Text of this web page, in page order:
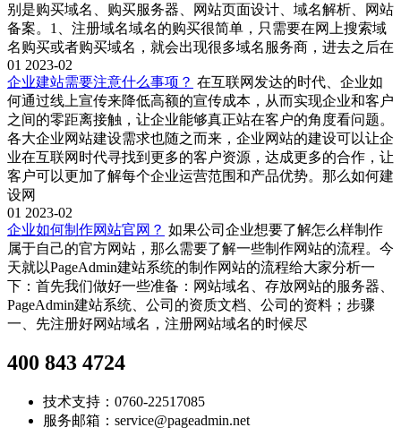
别是购买域名、购买服务器、网站页面设计、域名解析、网站
备案。1、注册域名域名的购买很简单，只需要在网上搜索域
名购买或者购买域名，就会出现很多域名服务商，进去之后在
01 2023-02
企业建站需要注意什么事项？ 在互联网发达的时代、企业如
何通过线上宣传来降低高额的宣传成本，从而实现企业和客户
之间的零距离接触，让企业能够真正站在客户的角度看问题。
各大企业网站建设需求也随之而来，企业网站的建设可以让企
业在互联网时代寻找到更多的客户资源，达成更多的合作，让
客户可以更加了解每个企业运营范围和产品优势。那么如何建
设网
01 2023-02
企业如何制作网站官网？ 如果公司企业想要了解怎么样制作
属于自己的官方网站，那么需要了解一些制作网站的流程。今
天就以PageAdmin建站系统的制作网站的流程给大家分析一
下：首先我们做好一些准备：网站域名、存放网站的服务器、
PageAdmin建站系统、公司的资质文档、公司的资料；步骤
一、先注册好网站域名，注册网站域名的时候尽
400 843 4724
技术支持：0760-22517085
服务邮箱：service@pageadmin.net